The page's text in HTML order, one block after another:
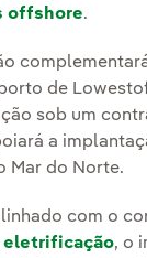
offshore.
de
sob um
a
Mar do Norte.
com o
eletrificação, o